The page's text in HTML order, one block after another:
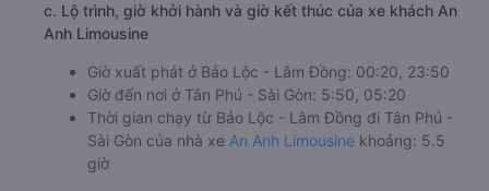
c. Lộ trình, giờ khởi hành và giờ kết thúc của xe khách An
Anh Limousine
Giờ xuất phát ở Bảo Lộc - Lâm Đồng: 00:20, 23:50
Giờ đến nơi ở Tân Phú - Sài Gòn: 5:50, 05:20
Thời gian chạy từ Bảo Lộc - Lâm Đồng đi Tân Phú -
Sài Gòn của nhà xe An Anh Limousine khoảng: 5.5
giờ